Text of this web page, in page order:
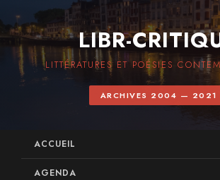
LIBR-
LITTÉRATURES ET POÉSIES
ARCHIVES 2004 — 2021
ACCUEIL
AGENDA